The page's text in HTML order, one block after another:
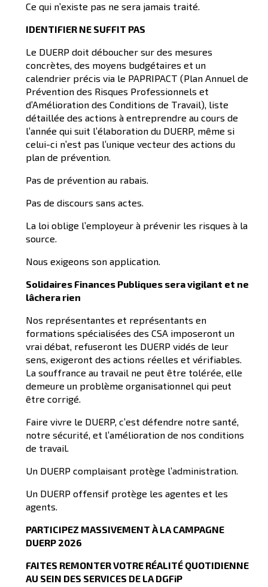
Ce qui n’existe pas ne sera jamais traité.
IDENTIFIER NE SUFFIT PAS
Le DUERP doit déboucher sur des mesures
concrètes, des moyens budgétaires et un
calendrier précis via le PAPRIPACT (Plan Annuel de
Prévention des Risques Professionnels et
d’Amélioration des Conditions de Travail), liste
détaillée des actions à entreprendre au cours de
l’année qui suit l’élaboration du DUERP, même si
celui-ci n’est pas l’unique vecteur des actions du
plan de prévention.
Pas de prévention au rabais.
Pas de discours sans actes.
La loi oblige l’employeur à prévenir les risques à la
source.
Nous exigeons son application.
Solidaires Finances Publiques sera vigilant et ne
lâchera rien
Nos représentantes et représentants en
formations spécialisées des CSA imposeront un
vrai débat, refuseront les DUERP vidés de leur
sens, exigeront des actions réelles et vérifiables.
La souffrance au travail ne peut être tolérée, elle
demeure un problème organisationnel qui peut
être corrigé.
Faire vivre le DUERP, c’est défendre notre santé,
notre sécurité, et l’amélioration de nos conditions
de travail.
Un DUERP complaisant protège l’administration.
Un DUERP offensif protège les agentes et les
agents.
PARTICIPEZ MASSIVEMENT À LA CAMPAGNE
DUERP 2026
FAITES REMONTERVOTRE RÉALITÉ QUOTIDIENNE
AU SEIN DES SERVICES DE LA DGFiP